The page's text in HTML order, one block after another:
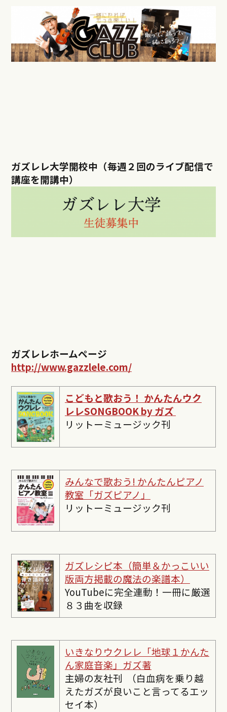
ガズレレ大学開校中（毎週２回のライブ配信で
講座を開講中）
ガズレレホームページ
http://www.gazzlele.com/
こどもと歌おう！ かんたんウク
レレSONGBOOK by ガズ
リットーミュージック刊
みんなで歌おう! かんたんピアノ
教室「ガズピアノ」
リットーミュージック刊
ガズレシピ本（簡単＆かっこいい
版両方掲載の魔法の楽譜本）
YouTubeに完全連動！一冊に厳選
８３曲を収録
いきなりウクレレ「地球１かんた
ん家庭音楽」ガズ著
主婦の友社刊 （白血病を乗り越
えたガズが良いこと言ってるエッ
セイ本）